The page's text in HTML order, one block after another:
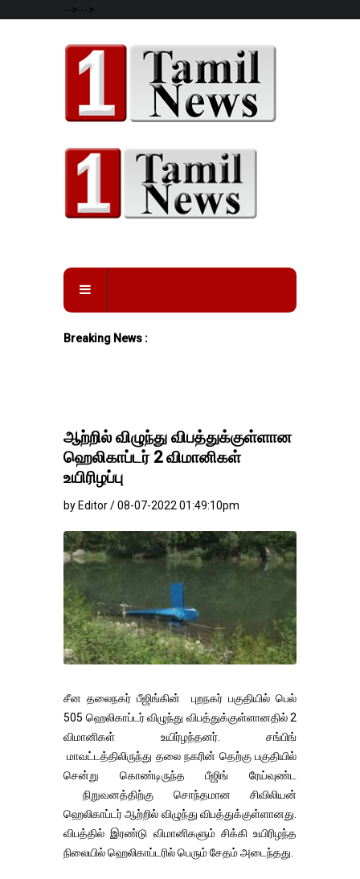
--> -->
Breaking News :
ஆற்றில் விழுந்து விபத்துக்குள்ளான
ஹெலிகாப்டர் 2 விமானிகள்
உயிரிழப்பு
by Editor / 08-07-2022 01:49:10pm
சீன தலைநகர் பீஜிங்கின் புறநகர் பகுதியில் பெல்
505 ஹெலிகாப்டர் விழுந்து விபத்துக்குள்ளானதில் 2
விமானிகள் உயிர்ழந்தனர். சங்பிங்
மாவட்டத்திலிருந்து தலை நகரின் தெற்கு பகுதியில்
சென்று கொண்டிருந்த பீஜிங் ரேய்வுண்ட
நிறுவனத்திற்கு சொந்தமான சிவிலியன்
ஹெலிகாப்டர் ஆற்றில் விழுந்து விபத்துக்குள்ளானது.
விபத்தில் இரண்டு விமானிகளும் சிக்கி உயிரிழந்த
நிலையில் ஹெலிகாப்டரில் பெரும் சேதம் அடைந்தது.